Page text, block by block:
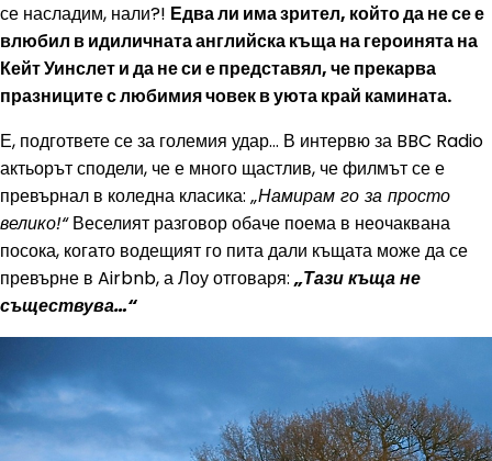
се насладим, нали?! Едва ли има зрител, който да не се е
влюбил в идиличната английска къща на героинята на
Кейт Уинслет и да не си е представял, че прекарва
празниците с любимия човек в уюта край камината.
Е, подгответе се за големия удар… В интервю за BBC Radio
актьорът сподели, че е много щастлив, че филмът се е
превърнал в коледна класика: „Намирам го за просто
велико!“Веселият разговор обаче поема в неочаквана
посока, когато водещият го пита дали къщата може да се
превърне в Airbnb, а Лоу отговаря: „Тази къща не
съществува…“